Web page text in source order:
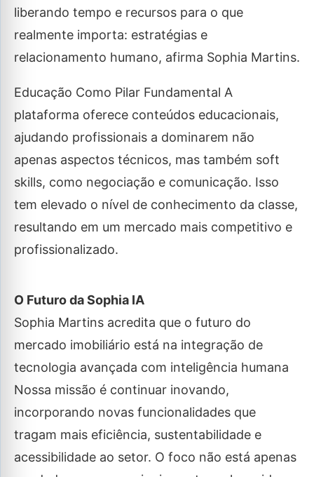
liberando tempo e recursos para o que
realmente importa: estratégias e
relacionamento humano, afirma Sophia Martins.
Educação Como Pilar Fundamental A
plataforma oferece conteúdos educacionais,
ajudando profissionais a dominarem não
apenas aspectos técnicos, mas também soft
skills, como negociação e comunicação. Isso
tem elevado o nível de conhecimento da classe,
resultando em um mercado mais competitivo e
profissionalizado.
O Futuro da Sophia IA
Sophia Martins acredita que o futuro do
mercado imobiliário está na integração de
tecnologia avançada com inteligência humana
Nossa missão é continuar inovando,
incorporando novas funcionalidades que
tragam mais eficiência, sustentabilidade e
acessibilidade ao setor. O foco não está apenas